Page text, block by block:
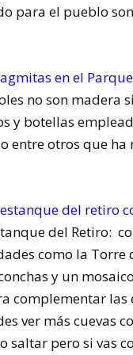
para el pueblo
no son madera
y botellas
entre otros que
del Retiro:
como la Torre
y un
complementar las
ver más cuevas
pero si vas